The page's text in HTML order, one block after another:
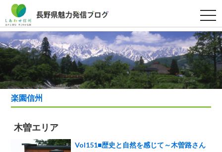
t
o
g
g
l
e
n
a
v
g
i
楽園信州
木曽エリア
Vol151■歴史と自然を感じて～木曽路さん